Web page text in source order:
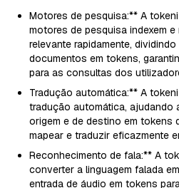
Motores de pesquisa:** A
motores de pesquisa indexem
relevante rapidamente,
documentos em tokens,
para as consultas dos
Tradução automática:** A
tradução automática, ajudando
origem e de destino em tokens
mapear e traduzir eficazmente
Reconhecimento de fala:** A
converter a linguagem falada
entrada de áudio em tokens